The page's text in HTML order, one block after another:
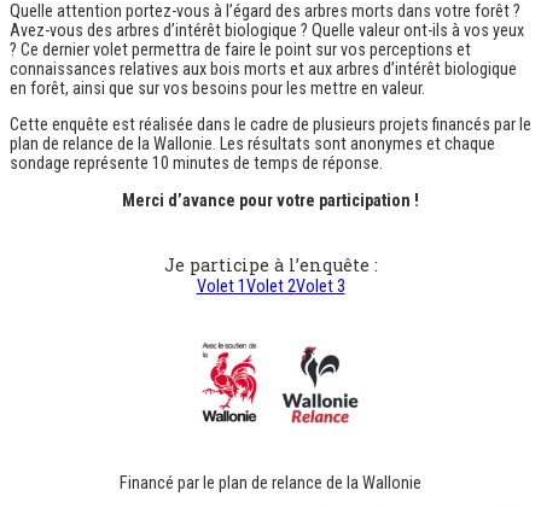
Quelle attention portez-vous à l’égard des arbres morts dans votre forêt ?
Avez-vous des arbres d’intérêt biologique ? Quelle valeur ont-ils à vos yeux
? Ce dernier volet permettra de faire le point sur vos perceptions et
connaissances relatives aux bois morts et aux arbres d’intérêt biologique
en forêt, ainsi que sur vos besoins pour les mettre en valeur.
Cette enquête est réalisée dans le cadre de plusieurs projets financés par le
plan de relance de la Wallonie. Les résultats sont anonymes et chaque
sondage représente 10 minutes de temps de réponse.
Merci d’avance pour votre participation !
Je participe à l’enquête :
Volet 1Volet 2Volet 3
Financé par le plan de relance de la Wallonie